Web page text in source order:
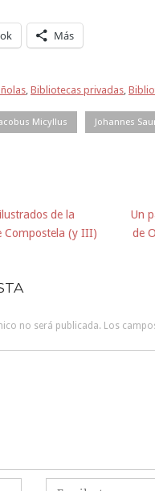
Más
, Bibliotecas privadas,
Micyllus Johannes
de la
Compostela (y III)
Un
de
no será publicada. Los
Correo